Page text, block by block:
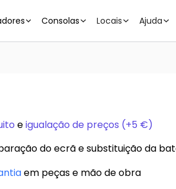
Consolas Locais Ajuda
eigualação de preços (+5 €)
do ecrã e substituição da
em peças e mão de obra